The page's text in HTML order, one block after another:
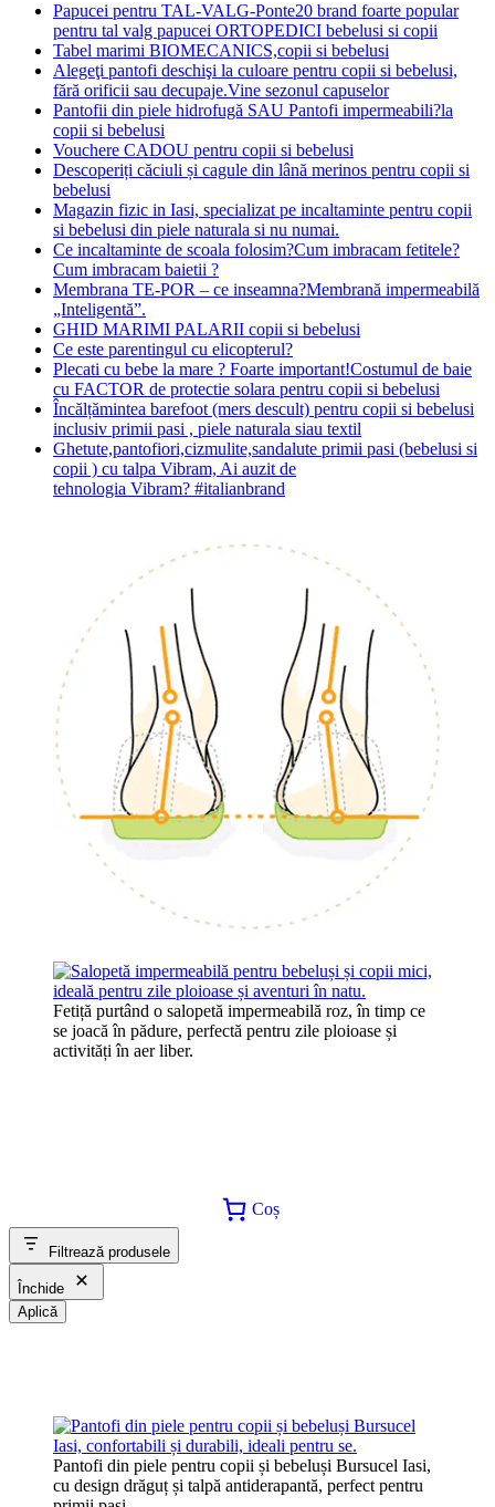
Papucei pentru TAL-VALG-Ponte20 brand foarte popular
pentru tal valg papucei ORTOPEDICI bebelusi si copii
Tabel marimi BIOMECANICS,copii si bebelusi
Alegeţi pantofi deschişi la culoare pentru copii si bebelusi,
fără orificii sau decupaje.Vine sezonul capuselor
Pantofii din piele hidrofugă SAU Pantofi impermeabili?la
copii si bebelusi
Vouchere CADOU pentru copii si bebelusi
Descoperiți căciuli și cagule din lână merinos pentru copii si
bebelusi
Magazin fizic in Iasi, specializat pe incaltaminte pentru copii
si bebelusi din piele naturala si nu numai.
Ce incaltaminte de scoala folosim?Cum imbracam fetitele?
Cum imbracam baietii ?
Membrana TE-POR – ce inseamna?Membrană impermeabilă
„Inteligentă”.
GHID MARIMI PALARII copii si bebelusi
Ce este parentingul cu elicopterul?
Plecati cu bebe la mare ? Foarte important!Costumul de baie
cu FACTOR de protectie solara pentru copii si bebelusi
Încălțămintea barefoot (mers descult) pentru copii si bebelusi
inclusiv primii pasi , piele naturala siau textil
Ghetute,pantofiori,cizmulite,sandalute primii pasi (bebelusi si
copii ) cu talpa Vibram, Ai auzit de
tehnologia Vibram? #italianbrand
Fetiță purtând o salopetă impermeabilă roz, în timp ce
se joacă în pădure, perfectă pentru zile ploioase și
activități în aer liber.
Coș
Filtrează produsele
Închide
Aplică
Pantofi din piele pentru copii și bebeluși Bursucel Iasi,
cu design drăguț și talpă antiderapantă, perfect pentru